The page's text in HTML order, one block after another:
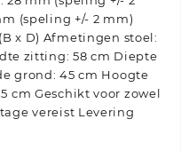
(speling +/- 2 mm)
x D) Afmetingen stoel:
zitting: 58 cm Diepte
grond: 45 cm Hoogte
cm Geschikt voor zowel
vereist Levering